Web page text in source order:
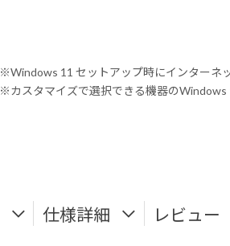
※Windows 11 セットアップ時にインターネ
※カスタマイズで選択できる機器のWindows
仕様詳細 レビュー